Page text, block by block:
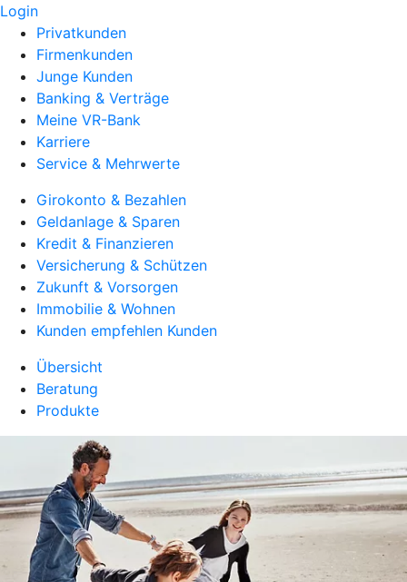
Login
Privatkunden
Firmenkunden
Junge Kunden
Banking & Verträge
Meine VR-Bank
Karriere
Service & Mehrwerte
Girokonto & Bezahlen
Geldanlage & Sparen
Kredit & Finanzieren
Versicherung & Schützen
Zukunft & Vorsorgen
Immobilie & Wohnen
Kunden empfehlen Kunden
Übersicht
Beratung
Produkte